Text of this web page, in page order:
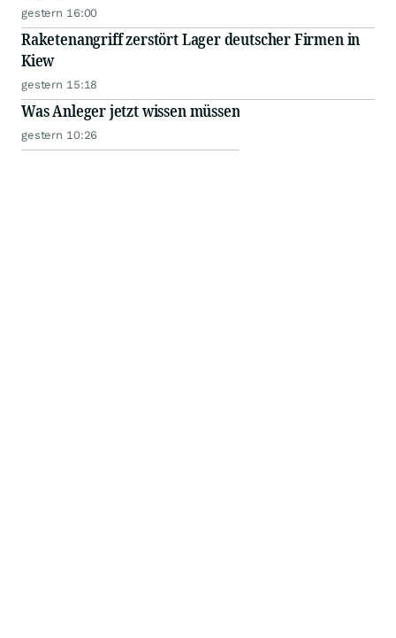
gestern 16:00
Raketenangriff zerstört Lager deutscher Firmen in
Kiew
gestern 15:18
Was Anleger jetzt wissen müssen
gestern 10:26